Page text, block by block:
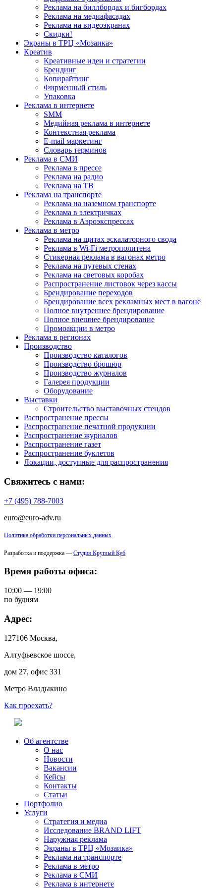
Реклама на биллбордах и бигбордах
Реклама на медиафасадах
Реклама на видеоэкранах
Скидки!
Экраны в ТРЦ «Мозаика»
Креатив
Креативные идеи и стратегии
Брендинг
Копирайтинг
Фирменный стиль
Упаковка
Реклама в интернете
SMM
Медийная реклама в интернете
Контекстная реклама
E-mail маркетинг
Словарь терминов
Реклама в СМИ
Реклама в прессе
Реклама на радио
Реклама на ТВ
Реклама на транспорте
Реклама на наземном транспорте
Реклама в электричках
Реклама в Аэроэкспрессах
Реклама в метро
Реклама на щитах эскалаторного свода
Реклама в Wi-Fi метрополитена
Стикерная реклама в вагонах метро
Реклама на путевых стенах
Реклама на световых коробах
Распространение листовок через кассы
Брендирование переходов
Брендирование всех рекламных мест в вагоне
Полное внутреннее брендирование
Полное внешнее брендирование
Промоакции в метро
Реклама в регионах
Производство
Производство каталогов
Производство брошюр
Производство журналов
Галерея продукции
Оборудование
Выставки
Строительство выставочных стендов
Распространение прессы
Распространение печатной продукции
Распространение журналов
Распространение газет
Распространение буклетов
Локации, доступные для распространения
Свяжитесь с нами:
+7 (495) 788-7003
euro@euro-adv.ru
Политика обработки персональных данных
Разработка и поддержка — Студия Круглый Куб
Время работы офиса:
10:00 — 19:00
по будням
Адрес:
127106 Москва,
Алтуфьевское шоссе,
дом 27, офис 331
Метро Владыкино
Как проехать?
Об агентстве
О нас
Новости
Вакансии
Кейсы
Контакты
Статьи
Портфолио
Услуги
Стратегия и медиа
Исследование BRAND LIFT
Наружная реклама
Экраны в ТРЦ «Мозаика»
Реклама на транспорте
Реклама в метро
Реклама в СМИ
Реклама в интернете